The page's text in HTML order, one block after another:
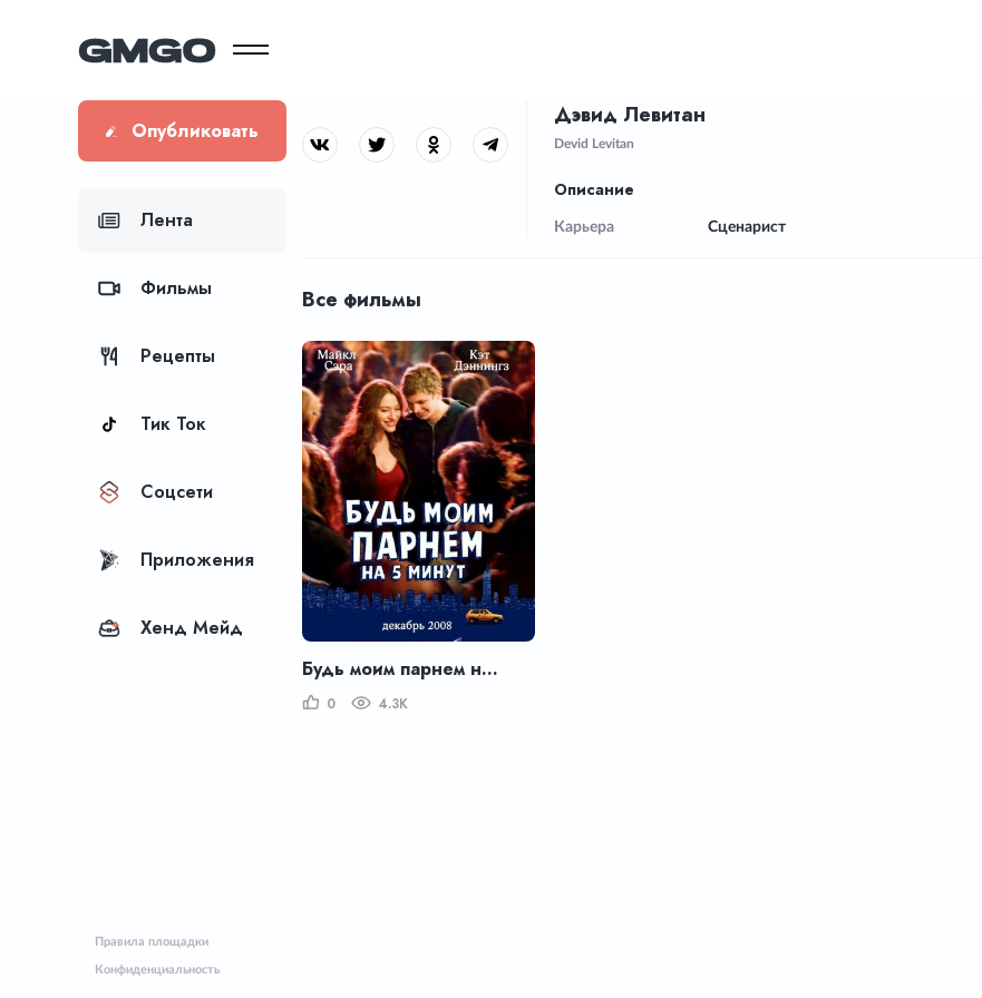
Опубликовать
Лента
Фильмы
Рецепты
Тик Ток
Соцсети
Приложения
Хенд Мейд
Правила площадки
Конфиденциальность
Дэвид Левитан
Devid Levitan
Описание
Карьера Сценарист
Все фильмы
Будь моим парнем на пять минут
0 4.3K